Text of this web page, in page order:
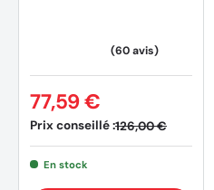
Prix conseillé :126,00 €
77,59 €
En stock